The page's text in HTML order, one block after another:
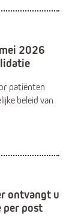
2026
patiënten
beleid van
ontvangt u
per post